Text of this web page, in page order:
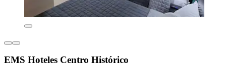
EMS Hoteles Centro Histórico